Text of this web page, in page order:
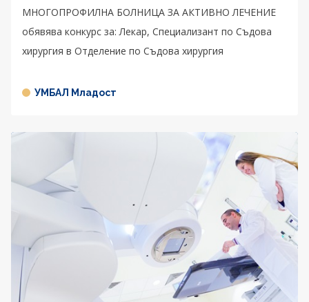
МНОГОПРОФИЛНА БОЛНИЦА ЗА АКТИВНО ЛЕЧЕНИЕ
обявява конкурс за: Лекар, Специализант по Съдова
хирургия в Отделение по Съдова хирургия
УМБАЛ Младост